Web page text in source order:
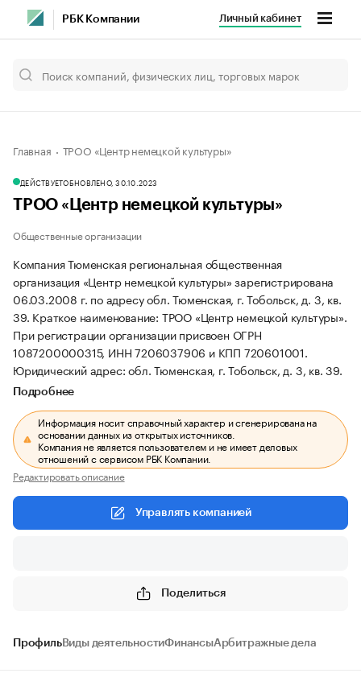
РБК Компании Личный кабинет
Главная ТРОО «Центр немецкой культуры»
ДЕЙСТВУЕТОБНОВЛЕНО, 30.10.2023
ТРОО «Центр немецкой культуры»
Общественные организации
Компания Тюменская региональная общественная
организация «Центр немецкой культуры» зарегистрирована
06.03.2008 г. по адресу обл. Тюменская, г. Тобольск, д. 3, кв.
39. Краткое наименование: ТРОО «Центр немецкой культуры».
При регистрации организации присвоен ОГРН
1087200000315, ИНН 7206037906 и КПП 720601001.
Юридический адрес: обл. Тюменская, г. Тобольск, д. 3, кв. 39.
Подробнее
Информация носит справочный характер и сгенерирована на
основании данных из открытых источников.
Компания не является пользователем и не имеет деловых
отношений с сервисом РБК Компании.
Редактировать описание
Управлять компанией
Поделиться
ПрофильВиды деятельностиФинансыАрбитражные дела